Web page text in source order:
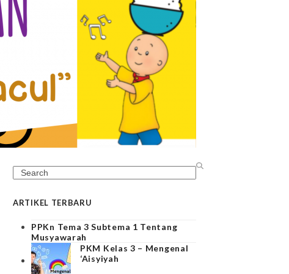
Search
ARTIKEL TERBARU
PPKn Tema 3 Subtema 1 Tentang
Musyawarah
PKM Kelas 3 – Mengenal
‘Aisyiyah